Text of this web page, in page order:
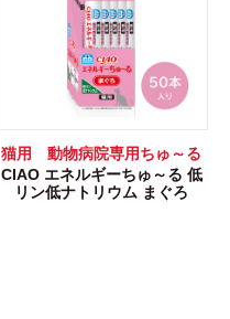
猫用 動物病院専用ちゅ～る
CIAO エネルギーちゅ～る 低
リン低ナトリウム まぐろ